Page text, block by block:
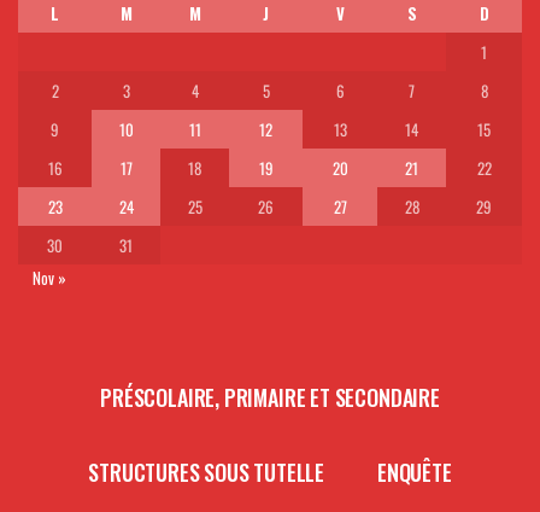
L M M J V S
D
1
2
3 4 5 6 7
8
9
10 11 12 13 14
15
16
17 18 19 20 21
22
23
24 25 26 27 28
29
30
31
Nov »
PRÉSCOLAIRE, PRIMAIRE ET SECONDAIRE
STRUCTURES SOUS TUTELLE ENQUÊTE